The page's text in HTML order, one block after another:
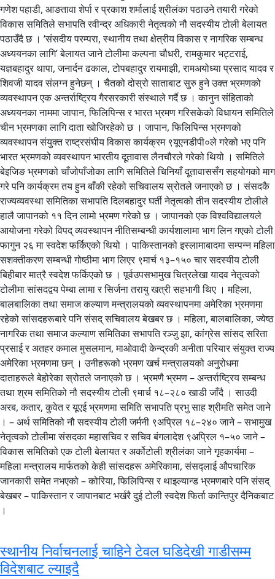
गणेश पहाडी, आङतावा शेर्पा र प्रकाश शर्मालाई श्रीलंका पठाउने तयारी गरेको
विकास समितिले सभापति रवीन्द्र अधिकारी नेतृत्वको नौ सदस्यीय टोली बेलायत
पठाउँदै छ । ‘संसदीय परम्परा, स्थानीय तथा क्षेत्रीय विकास र नागरिक सम्बन्ध
अध्ययनका लागि’ बेलायत जाने टोलीमा कल्पना चौधरी, रामकुमार भट्टराई,
यज्ञबहादुर थापा, जनार्दन ढकाल, टोपबहादुर रायमाझी, रामअयोध्या प्रसाद यादव र
शिवजी यादव संलग्न हुनेछन् । चैतको दोस्रो साताबाट सुरु हुने उक्त भ्रमणको
व्यवस्थापन एक अन्तर्राष्ट्रिय गैरसरकारी संस्थाले गर्दै छ । कानुन संहिताको
अध्ययनका नाममा जापान, फिलिपिन्स र भारत भ्रमण गरिसकेको विधायन समितिले
चीन भ्रमणका लागि दाता खोजिरहेको छ । जापान, फिलिपिन्स भ्रमणको
व्यवस्थापन संयुक्त राष्ट्रसंघीय विकास कार्यक्रम ९यूएनडीपी०ले गरेको भए पनि
भारत भ्रमणको व्यवस्थापन भारतीय दूतावास लैनचौरले गरेको थियो । समितिले
बेइजिङ भ्रमणको चाँजोपाँजोका लागि समितिले चिनियाँ दूतावाससँग सहयोगको माग
गरे पनि कार्यक्रम तय हुन बाँकी रहेको सचिवालय स्रोतले जनाएको छ । संसदकै
राज्यव्यवस्था समितिका सभापति दिलबहादुर घर्ती नेतृत्वको तीन सदस्यीय टोलीले
हालै जापानको ११ दिन लामो भ्रमण गरेको छ । जापानको एक विश्वविद्यालयले
आयोजना गरेको विपद् व्यवस्थापन नीतिसम्बन्धी कार्यशालामा भाग लिन गएको टोली
फागुन २६ मा स्वदेश फर्किएको थियो । पाकिस्तानको इस्लामाबादमा सम्पन्न महिला
सशक्तीकरण सम्बन्धी गोष्ठीमा भाग लिएर ९मार्च १३–१५० चार सदस्यीय टोली
बिहीबार मात्रै स्वदेश फर्किएको छ । पूर्वउपसभामुख चित्रलेखा यादव नेतृत्वको
टोलीमा सांसदद्वय पेम्बा लामा र सिर्जना तरायु खत्री सहभागी थिए । महिला,
बालबालिका तथा समाज कल्याण मन्त्रालयको व्यवस्थापनमा अमेरिका भ्रमणमा
रहेको सांसदहरूबारे पनि संसद् सचिवालय बेखबर छ । महिला, बालबालिका, ज्येष्ठ
नागरिक तथा समाज कल्याण समितिका सभापति रञ्जु झा, कांग्रेस सांसद सरिता
प्रसाई र अतहर कमाल मुसलमान, माओवादी केन्द्रकी अनीता परियार संयुक्त राज्य
अमेरिका भ्रमणमा छन् । उनीहरूको भ्रमण खर्च मन्त्रालयको अनुरोधमा
दाताहरूले बेहोरेका स्रोतले जनाएको छ । भ्रमणै भ्रमण – अन्तर्राष्ट्रिय सम्बन्ध
तथा श्रम समितिको नौ सदस्यीय टोली ९मार्च १८–२८० खाडी जाँदै । साउदी
अरब, कतार, कुवेत र यूएई भ्रमणमा समिति सभापति प्रभु साह श्रीमति समेत जाने
। – अर्थ समितिको नौ सदस्यीय टोली जर्मनी ९अप्रिल १८–२४० जाने – सभामुख
नेतृत्वको टोलीमा संसदका महासचिव र सचिव बंगलादेश ९अप्रिल १–५० जाने –
विकास समितिको एक टोली बेलायत र अर्कोटोली श्रीलंका जाने गृहकार्यमा –
महिला मन्त्रालय मार्फतको केही सांसदहरू अमेरिकामा, संसद्लाई औपचारिक
जानकारी समेत नभएको – कोरिया, फिलिपिन्स र थाइल्यान्ड भ्रमणबारे पनि संसद्
बेखबर – पाकिस्तान र जापानबाट भर्खरै दुई टोली स्वदेश फिर्ता कान्तिपुर दैनिकबाट
।
स्थानीय निर्वाचनलाई चाहिने टेवल घडिदेखी गाडीसम्म
विदेशबाट ल्याइदै